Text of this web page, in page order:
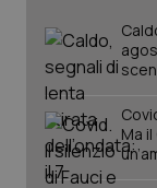
Ma